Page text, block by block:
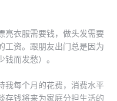
亮衣服需要钱，做头发需要
工资。跟朋友出门总是因为
而发愁）。
我每个月的花费，消费水平
存钱将来为家庭分担生活的